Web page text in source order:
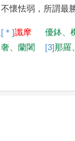
不懷怯弱 ， 所謂最
[＊]讖摩 優鉢、
奢、蘭闍 [3]那羅